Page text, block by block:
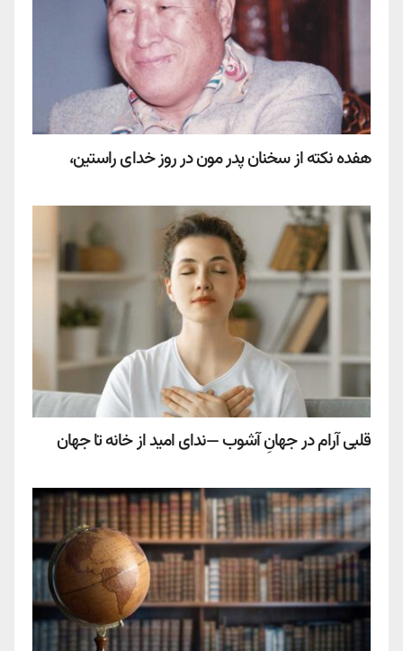
هفده نكته از سخنان پدر مون در روز خدای راستین،
قلبی آرام در جهانِ آشوب —ندای امید از خانه تا جهان